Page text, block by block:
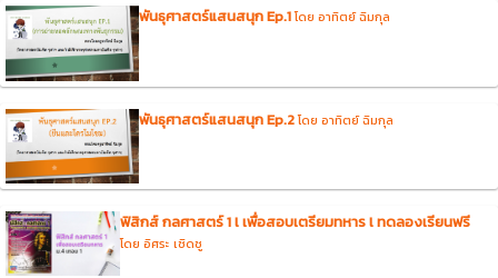
พันธุศาสตร์แสนสนุก Ep.1โดย อาทิตย์ ฉิมกุล
พันธุศาสตร์แสนสนุก Ep.2โดย อาทิตย์ ฉิมกุล
ฟิสิกส์ กลศาสตร์ 1 l เพื่อสอบเตรียมทหาร l ทดลองเรียนฟรี
โดย อิศระ เชิดชู